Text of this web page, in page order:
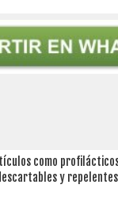
como
y